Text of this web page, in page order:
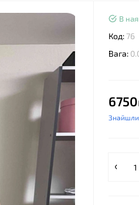
В
Код: 76
Вага: